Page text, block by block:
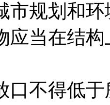
规划和环
当在结构
不得低于